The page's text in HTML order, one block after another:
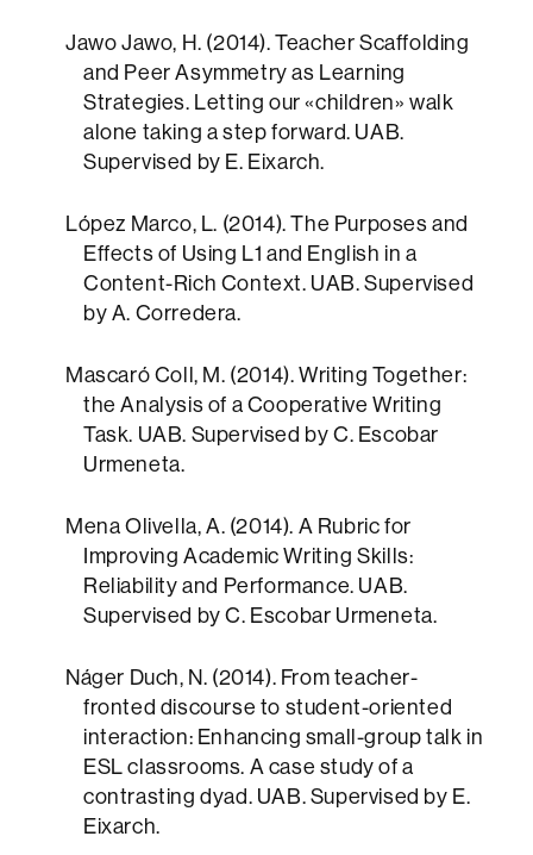
Jawo Jawo, H. (2014). Teacher Scaffolding
and Peer Asymmetry as Learning
Strategies. Letting our «children» walk
alone taking a step forward. UAB.
Supervised by E. Eixarch.
López Marco, L. (2014). The Purposes and
Effects of Using L1 and English in a
Content-Rich Context. UAB. Supervised
by A. Corredera.
Mascaró Coll, M. (2014). Writing Together:
the Analysis of a Cooperative Writing
Task. UAB. Supervised by C. Escobar
Urmeneta.
Mena Olivella, A. (2014). A Rubric for
Improving Academic Writing Skills:
Reliability and Performance. UAB.
Supervised by C. Escobar Urmeneta.
Náger Duch, N. (2014). From teacher-
fronted discourse to student-oriented
interaction: Enhancing small-group talk in
ESL classrooms. A case study of a
contrasting dyad. UAB. Supervised by E.
Eixarch.